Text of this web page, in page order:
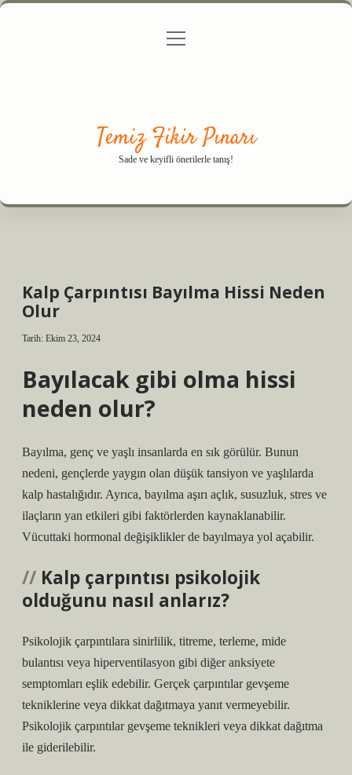
Gizlilik Politikası
menüyü
Temiz Fikir Pınarı
Sade ve keyifli önerilerle tanış!
Kalp Çarpıntısı Bayılma Hissi Neden
Olur
Tarih: Ekim 23, 2024
Bayılacak gibi olma hissi
neden olur?
Bayılma, genç ve yaşlı insanlarda en sık görülür. Bunun
nedeni, gençlerde yaygın olan düşük tansiyon ve yaşlılarda
kalp hastalığıdır. Ayrıca, bayılma aşırı açlık, susuzluk, stres ve
ilaçların yan etkileri gibi faktörlerden kaynaklanabilir.
Vücuttaki hormonal değişiklikler de bayılmaya yol açabilir.
Kalp çarpıntısı psikolojik
olduğunu nasıl anlarız?
Psikolojik çarpıntılara sinirlilik, titreme, terleme, mide
bulantısı veya hiperventilasyon gibi diğer anksiyete
semptomları eşlik edebilir. Gerçek çarpıntılar gevşeme
tekniklerine veya dikkat dağıtmaya yanıt vermeyebilir.
Psikolojik çarpıntılar gevşeme teknikleri veya dikkat dağıtma
ile giderilebilir.